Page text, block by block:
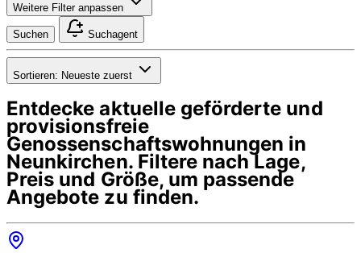
Weitere Filter anpassen
Suchen Suchagent
Sortieren: Neueste zuerst
Entdecke aktuelle geförderte und
provisionsfreie
Genossenschaftswohnungen in
Neunkirchen. Filtere nach Lage,
Preis und Größe, um passende
Angebote zu finden.